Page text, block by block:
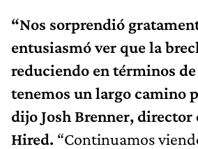
“Nos sorprendió
entusiasmó ver que la
reduciendo en términos
tenemos un largo camino
dijo Josh Brenner, director
Hired. “Continuamos